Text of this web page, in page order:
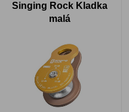
Singing Rock Kladka
malá